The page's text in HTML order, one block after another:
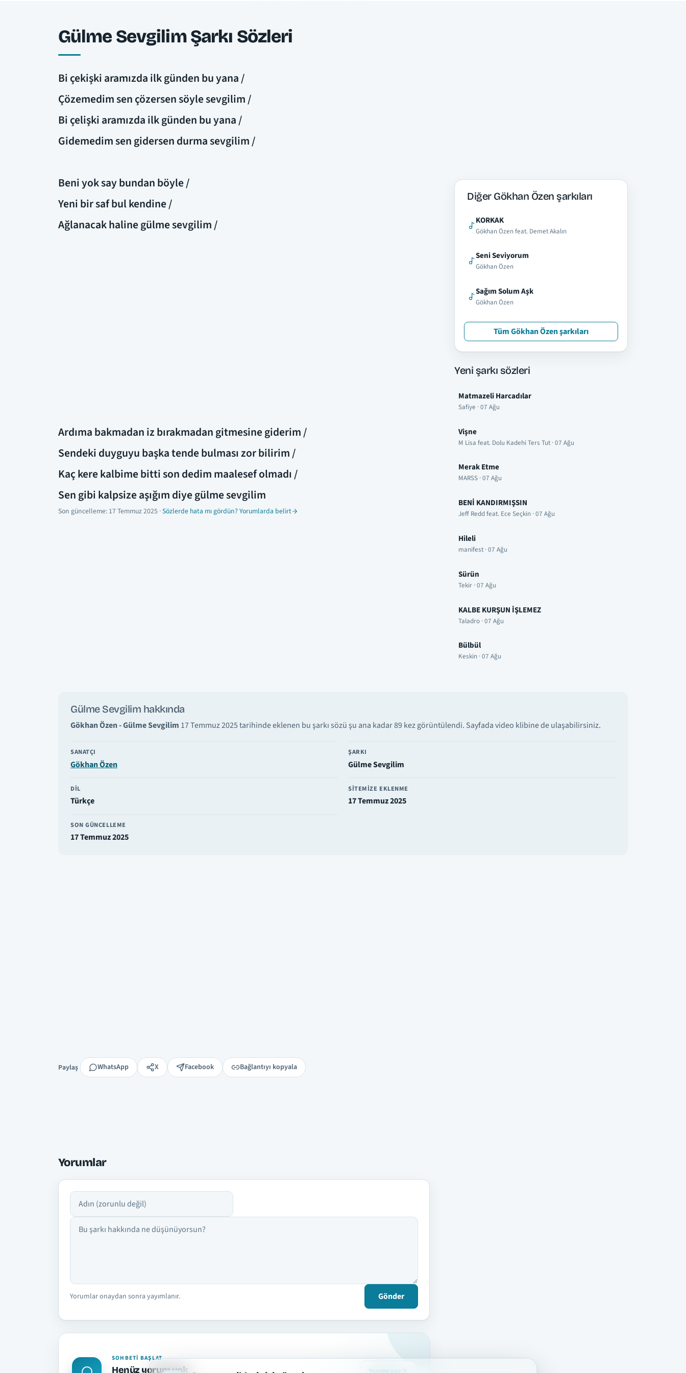
Gülme Sevgilim Şarkı Sözleri
Bi çekişki aramızda ilk günden bu yana /
Çözemedim sen çözersen söyle sevgilim /
Bi çelişki aramızda ilk günden bu yana /
Gidemedim sen gidersen durma sevgilim /
Beni yok say bundan böyle /
Yeni bir saf bul kendine /
Ağlanacak haline gülme sevgilim /
Ardıma bakmadan iz bırakmadan gitmesine giderim /
Sendeki duyguyu başka tende bulması zor bilirim /
Kaç kere kalbime bitti son dedim maalesef olmadı /
Sen gibi kalpsize aşığım diye gülme sevgilim
Son güncelleme: 17 Temmuz 2025 ·Sözlerde hata mı gördün? Yorumlarda belirt
Gülme Sevgilim hakkında
Gökhan Özen - Gülme Sevgilim 17 Temmuz 2025 tarihinde eklenen bu şarkı sözü şu ana kadar 89 kez görüntülendi. Sayfada video klibine de ulaşabilirsiniz.
SANATÇI
Gökhan Özen
ŞARKI
Gülme Sevgilim
DIL
Türkçe
SITEMIZE EKLENME
17 Temmuz 2025
SON GÜNCELLEME
17 Temmuz 2025
Paylaş
Paylaş WhatsApp X Facebook Bağlantıyı kopyala
Yorumlar
Adın
Yorumun
Yorumlar onaydan sonra yayımlanır. Gönder
SOHBETI BAŞLAT
Henüz yorum yok
Diğer Gökhan Özen şarkıları
KORKAK
Gökhan Özen feat. Demet Akalın
Seni Seviyorum
Gökhan Özen
Sağım Solum Aşk
Gökhan Özen
Tüm Gökhan Özen şarkıları
Yeni şarkı sözleri
Matmazeli Harcadılar
Safiye · 07 Ağu
Vişne
M Lisa feat. Dolu Kadehi Ters Tut · 07 Ağu
Merak Etme
MARSS · 07 Ağu
BENİ KANDIRMIŞSIN
Jeff Redd feat. Ece Seçkin · 07 Ağu
Hileli
manifest · 07 Ağu
Sürün
Tekir · 07 Ağu
KALBE KURŞUN İŞLEMEZ
Taladro · 07 Ağu
Bülbül
Keskin · 07 Ağu